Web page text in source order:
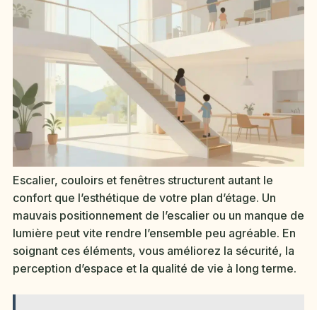
Escalier, couloirs et fenêtres structurent autant le
confort que l’esthétique de votre plan d’étage. Un
mauvais positionnement de l’escalier ou un manque de
lumière peut vite rendre l’ensemble peu agréable. En
soignant ces éléments, vous améliorez la sécurité, la
perception d’espace et la qualité de vie à long terme.